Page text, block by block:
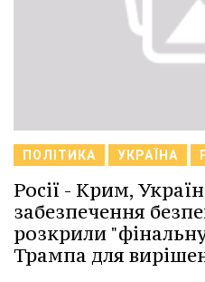
ПОЛІТИКА УКРАЇНА
Росії - Крим,
забезпечення
розкрили
Трампа для